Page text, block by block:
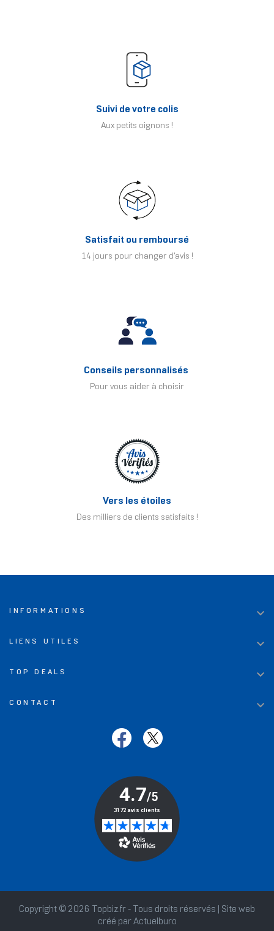
Suivi de votre colis
Aux petits oignons !
Satisfait ou remboursé
14 jours pour changer d'avis !
Conseils personnalisés
Pour vous aider à choisir
Vers les étoiles
Des milliers de clients satisfaits !
INFORMATIONS 
LIENS UTILES 
TOP DEALS 
CONTACT 
Copyright © 2026 Topbiz.fr - Tous droits réservés | Site web
créé par Actuelburo